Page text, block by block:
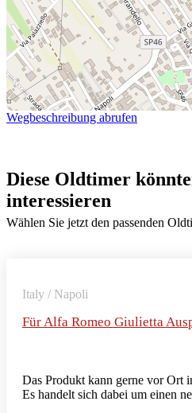
Wegbeschreibung abrufen
Diese Oldtimer
interessieren
Wählen Sie jetzt den passenden
Italy / Napoli
Für Alfa Romeo Giulietta
Das Produkt kann gerne vor Ort
Es handelt sich dabei um einen